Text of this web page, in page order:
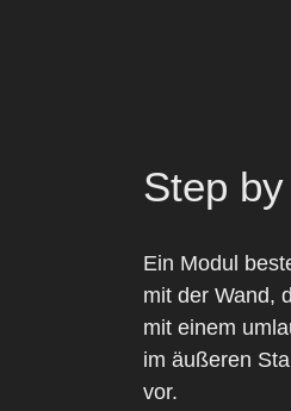
Step
Ein Modul
mit der Wand,
mit einem
im äußeren
vor.